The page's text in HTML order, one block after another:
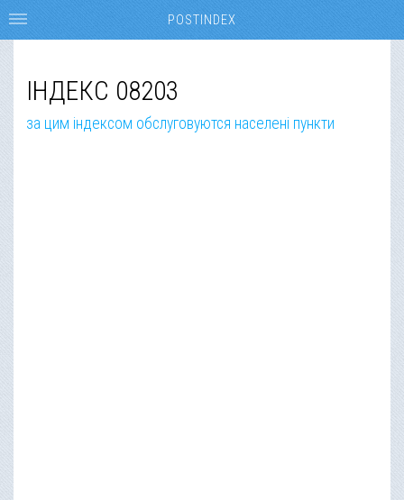
ІНДЕКС 08203
за цим індексом обслуговуются населені пункти
POSTINDEX